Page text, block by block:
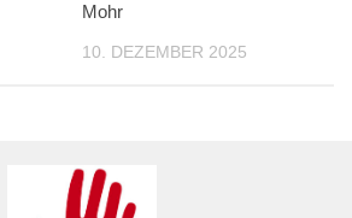
Mohr
10. DEZEMBER 2025